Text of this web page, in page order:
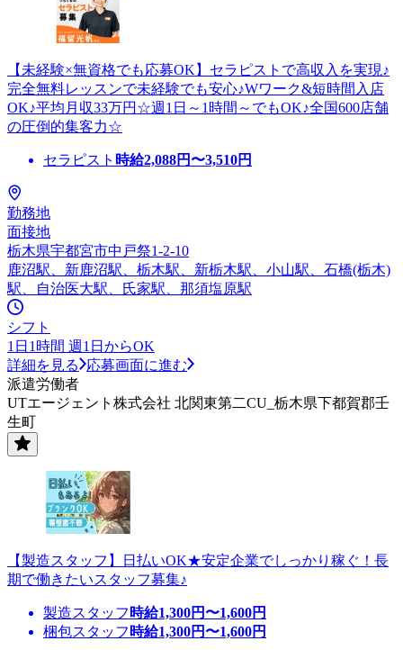
【未経験×無資格でも応募OK】セラピストで高収入を実現♪
完全無料レッスンで未経験でも安心♪Wワーク&短時間入店
OK♪平均月収33万円☆週1日～1時間～でもOK♪全国600店舗
の圧倒的集客力☆
セラピスト 時給2,088円〜3,510円
勤務地
面接地
栃木県宇都宮市中戸祭1-2-10
鹿沼駅、新鹿沼駅、栃木駅、新栃木駅、小山駅、石橋(栃木)
駅、自治医大駅、氏家駅、那須塩原駅
シフト
1日1時間 週1日からOK
詳細を見る
応募画面に進む
派遣労働者
UTエージェント株式会社 北関東第二CU_栃木県下都賀郡壬
生町
【製造スタッフ】日払いOK★安定企業でしっかり稼ぐ！長
期で働きたいスタッフ募集♪
製造スタッフ 時給1,300円〜1,600円
梱包スタッフ 時給1,300円〜1,600円